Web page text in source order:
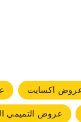
اكسايت
عروض التميمي